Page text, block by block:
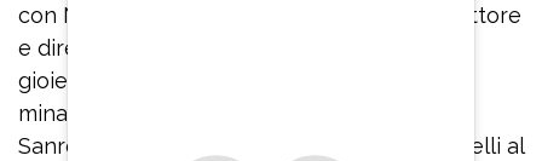
con Noemi, il rapper aveva “sfidato” il conduttore
e direttore artistico. “Se stasera mi levano i
gioielli, sali tu a cantare Carlo Conti”, aveva
minacciato via Instagram. “Il primo dissing di
Sanremo – ha commentato Selvaggia Lucarelli al